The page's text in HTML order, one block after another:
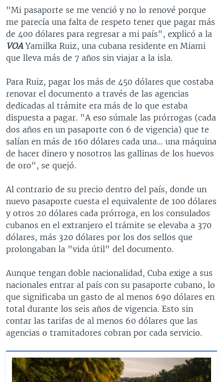
"Mi pasaporte se me venció y no lo renové porque
me parecía una falta de respeto tener que pagar más
de 400 dólares para regresar a mi país", explicó a la
VOAYamilka Ruiz, una cubana residente en Miami
que lleva más de 7 años sin viajar a la isla.
Para Ruiz, pagar los más de 450 dólares que costaba
renovar el documento a través de las agencias
dedicadas al trámite era más de lo que estaba
dispuesta a pagar. "A eso súmale las prórrogas (cada
dos años en un pasaporte con 6 de vigencia) que te
salían en más de 160 dólares cada una... una máquina
de hacer dinero y nosotros las gallinas de los huevos
de oro", se quejó.
Al contrario de su precio dentro del país, donde un
nuevo pasaporte cuesta el equivalente de 100 dólares
y otros 20 dólares cada prórroga, en los consulados
cubanos en el extranjero el trámite se elevaba a 370
dólares, más 320 dólares por los dos sellos que
prolongaban la "vida útil" del documento.
Aunque tengan doble nacionalidad, Cuba exige a sus
nacionales entrar al país con su pasaporte cubano, lo
que significaba un gasto de al menos 690 dólares en
total durante los seis años de vigencia. Esto sin
contar las tarifas de al menos 60 dólares que las
agencias o tramitadores cobran por cada servicio.